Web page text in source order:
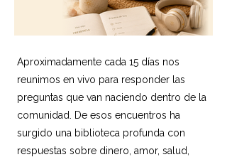
Aproximadamente cada 15 días nos
reunimos en vivo para responder las
preguntas que van naciendo dentro de la
comunidad. De esos encuentros ha
surgido una biblioteca profunda con
respuestas sobre dinero, amor, salud,